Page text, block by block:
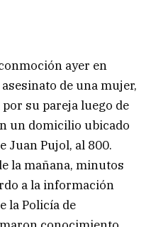
ayer en
de una mujer,
su pareja luego de
un domicilio ubicado
Juan Pujol, al 800.
la mañana, minutos
a la información
la Policía de